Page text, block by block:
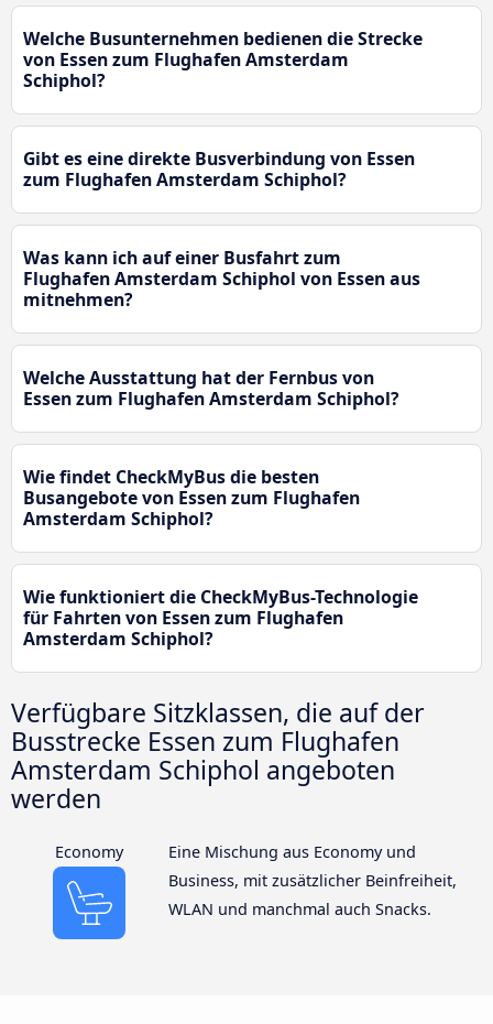
Welche Busunternehmen bedienen die Strecke
von Essen zum Flughafen Amsterdam
Schiphol?
Gibt es eine direkte Busverbindung von Essen
zum Flughafen Amsterdam Schiphol?
Was kann ich auf einer Busfahrt zum
Flughafen Amsterdam Schiphol von Essen aus
mitnehmen?
Welche Ausstattung hat der Fernbus von
Essen zum Flughafen Amsterdam Schiphol?
Wie findet CheckMyBus die besten
Busangebote von Essen zum Flughafen
Amsterdam Schiphol?
Wie funktioniert die CheckMyBus-Technologie
für Fahrten von Essen zum Flughafen
Amsterdam Schiphol?
Verfügbare Sitzklassen, die auf der
Busstrecke Essen zum Flughafen
Amsterdam Schiphol angeboten
werden
Economy
Eine Mischung aus Economy und
Business, mit zusätzlicher Beinfreiheit,
WLAN und manchmal auch Snacks.